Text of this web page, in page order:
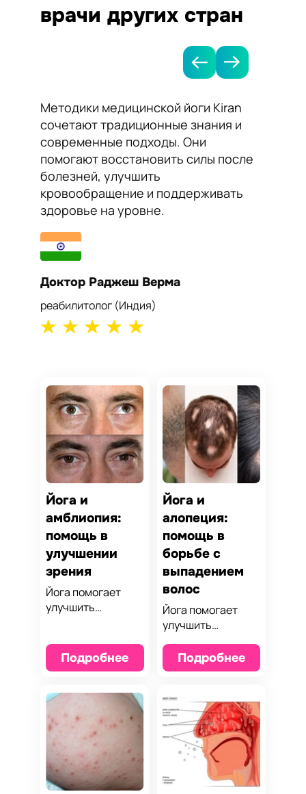
врачи других стран
Методики медицинской йоги Kiran
сочетают традиционные знания и
современные подходы. Они
помогают восстановить силы после
болезней, улучшить
кровообращение и поддерживать
здоровье на уровне.
Доктор Раджеш Верма
реабилитолог (Индия)
Йога и
амблиопия:
помощь в
улучшении
зрения
Йога помогает
улучшить
на глаза и
укрепить мышцы,
коррекции
амблиопии.
Узнайте, как йога
способствует
улучшению зрения
и расслаблению
глаз.
Подробнее
Йога и
алопеция:
помощь в
борьбе с
выпадением
волос
Йога помогает
улучшить
снять стресс и
поддержать
головы, что
способствует
восстановлению
волос и
замедлению их
выпадения.
Узнайте, как йога
Подробнее